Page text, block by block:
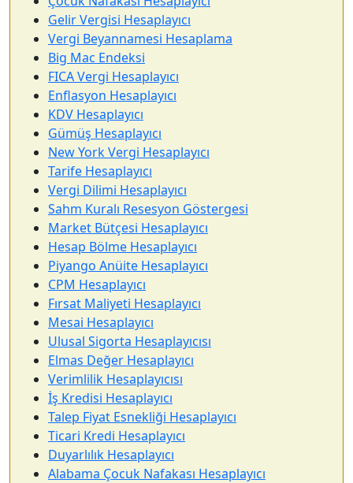
Gelir Vergisi Hesaplayıcı
Vergi Beyannamesi Hesaplama
Big Mac Endeksi
FICA Vergi Hesaplayıcı
Enflasyon Hesaplayıcı
KDV Hesaplayıcı
Gümüş Hesaplayıcı
New York Vergi Hesaplayıcı
Tarife Hesaplayıcı
Vergi Dilimi Hesaplayıcı
Sahm Kuralı Resesyon Göstergesi
Market Bütçesi Hesaplayıcı
Hesap Bölme Hesaplayıcı
Piyango Anüite Hesaplayıcı
CPM Hesaplayıcı
Fırsat Maliyeti Hesaplayıcı
Mesai Hesaplayıcı
Ulusal Sigorta Hesaplayıcısı
Elmas Değer Hesaplayıcı
Verimlilik Hesaplayıcısı
İş Kredisi Hesaplayıcı
Talep Fiyat Esnekliği Hesaplayıcı
Ticari Kredi Hesaplayıcı
Duyarlılık Hesaplayıcı
Alabama Çocuk Nafakası Hesaplayıcı